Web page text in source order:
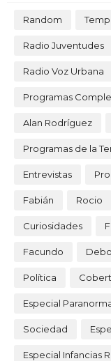
Random
Radio Juventudes
Radio Voz Urbana
Programas
Alan Rodríguez
Programas de la
Entrevistas
Fabián Rocio
Curiosidades
Facundo
Política
Especial
Sociedad
Especial Infancias